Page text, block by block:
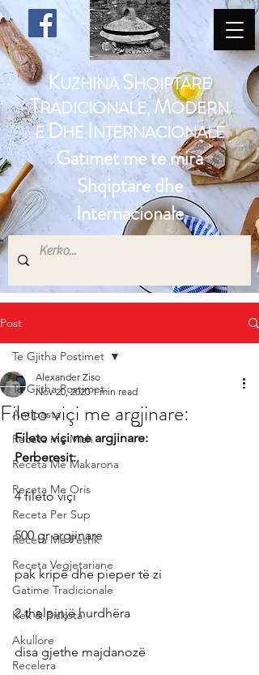
KUZHINASHQIPTARE
TRADICIONALE, MODERN
EDHE INTERNACIONALE
Gatimet me te mira
Shqiptare dhe
Internacionale
Post
Te Gjitha Postimet
Antipasta
Receta me Mish
Receta Me Makarona
Receta Me Oris
Receta Per Sup
Receta Me Peshk
Receta Vegjetariane
Gatime Tradicionale
Kek & Biskota
Akullore
Recelera
Te Gjitha Postimet
Fileto viçi me argjinare:
Alexander Ziso
Nov 20, 2020 1 min read
Fileto viçi me argjinare:
Perberesit:
4 fileto viçi
500 gr argjinare
pak kripë dhe pieper të zi
2 thelpinjë hurdhëra
disa gjethe majdanozë